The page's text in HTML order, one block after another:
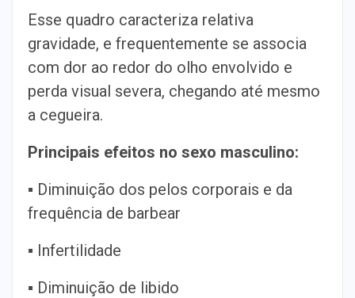
Esse quadro caracteriza relativa
gravidade, e frequentemente se associa
com dor ao redor do olho envolvido e
perda visual severa, chegando até mesmo
a cegueira.
Principais efeitos no sexo masculino:
▪ Diminuição dos pelos corporais e da
frequência de barbear
▪ Infertilidade
▪ Diminuição de libido